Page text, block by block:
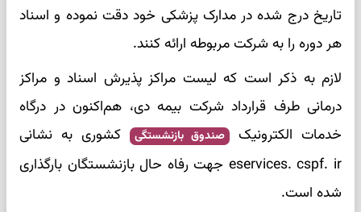
تاریخ درج شده در مدارک پزشکی خود دقت نموده و اسناد
هر دوره را به شرکت مربوطه ارائه کنند.
لازم به ذکر است که لیست مراکز پذیرش اسناد و مراکز
درمانی طرف قرارداد شرکت بیمه دی، هم‌اکنون در درگاه
خدمات الکترونیک
صندوق بازنشستگی
کشوری به نشانی
eservices. cspf. ir جهت رفاه حال بازنشستگان بارگذاری
شده است.